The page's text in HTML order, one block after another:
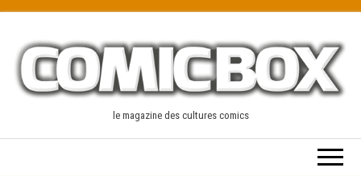
content
le magazine des cultures comics